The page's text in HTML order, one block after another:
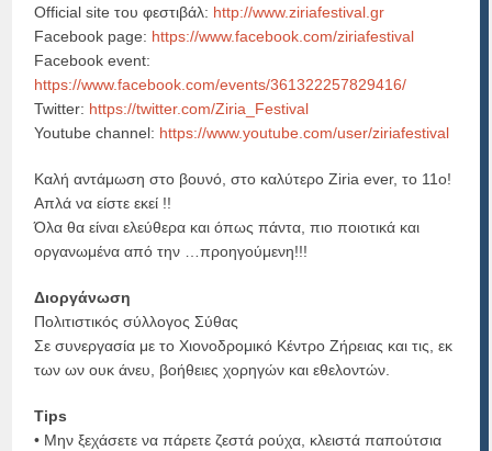
Official site του φεστιβάλ: http://www.ziriafestival.gr
Facebook page: https://www.facebook.com/ziriafestival
Facebook event:
https://www.facebook.com/events/361322257829416/
Twitter: https://twitter.com/Ziria_Festival
Youtube channel: https://www.youtube.com/user/ziriafestival
Καλή αντάμωση στο βουνό, στο καλύτερο Ziria ever, το 11ο!
Απλά να είστε εκεί !!
Όλα θα είναι ελεύθερα και όπως πάντα, πιο ποιοτικά και
οργανωμένα από την …προηγούμενη!!!
Διοργάνωση
Πολιτιστικός σύλλογος Σύθας
Σε συνεργασία με το Χιονοδρομικό Κέντρο Ζήρειας και τις, εκ
των ων ουκ άνευ, βοήθειες χορηγών και εθελοντών.
Tips
• Μην ξεχάσετε να πάρετε ζεστά ρούχα, κλειστά παπούτσια